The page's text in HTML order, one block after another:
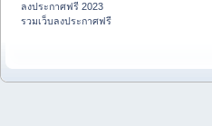
ลงประกาศฟรี 2023
รวมเว็บลงประกาศฟรี